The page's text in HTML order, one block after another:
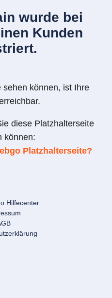
wurde bei
Kunden
können, ist Ihre
diese Platzhalterseite
können:
Platzhalterseite?
Hilfecenter